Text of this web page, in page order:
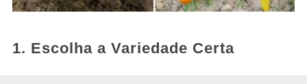
1. Escolha a Variedade Certa